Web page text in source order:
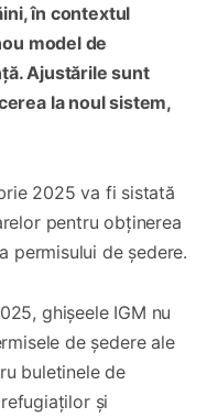
în contextul
model de
Ajustările sunt
la noul sistem,
2025 va fi sistată
pentru obținerea
permisului de ședere.
ghișeele IGM nu
de ședere ale
buletinele de
și